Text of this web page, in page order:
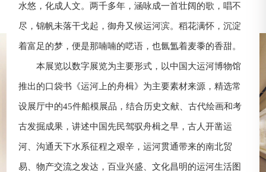
水悠，化成人文。两千多年，涵咏成一首壮阔的歌，唱不
尽，锦帆未落干戈起，御舟又候运河滨。稻花满怀，沉淀
着富足的梦，便是那喃喃的呓语，也氤氲着麦黍的香甜。
本展览以数字展览为主要形式，以中国大运河博物馆
推出的口袋书《运河上的舟楫》为主要素材来源，精选常
设展厅中的45件船模展品，结合历史文献、古代绘画和考
古发掘成果，讲述中国先民驾驭舟楫之早，古人开凿运
河、沟通天下水系征程之艰辛，运河贯通带来的南北贸
易、物产交流之发达，百业兴盛、文化昌明的运河生活图